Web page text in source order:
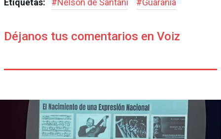
Etiquetas: #Nelson de Santaní #Guarania
Déjanos tus comentarios en Voiz